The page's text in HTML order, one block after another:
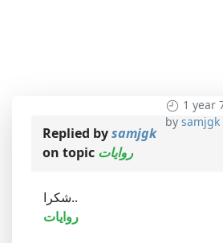
1 year
by samjgk
Replied bysamjgk
on topic روايات
شكرا..
روايات